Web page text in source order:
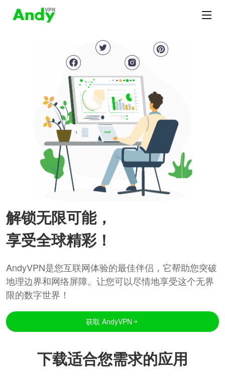
解锁无限可能，
享受全球精彩！
AndyVPN是您互联网体验的最佳伴侣，它帮助您突破
地理边界和网络屏障。让您可以尽情地享受这个无界
限的数字世界！
获取 AndyVPN
下载适合您需求的应用